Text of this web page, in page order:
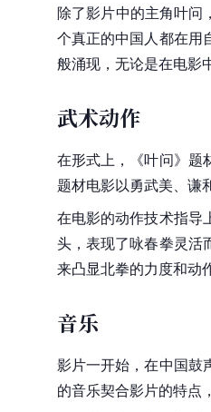
除了影片中的主角叶问
个真正的中国人都在用
般涌现，无论是在电影
武术动作
在形式上，《叶问》题
题材电影以勇武美、谦
在电影的动作技术指导
头，表现了咏春拳灵活
来凸显北拳的力度和动
音乐
影片一开始，在中国鼓
的音乐契合影片的特点